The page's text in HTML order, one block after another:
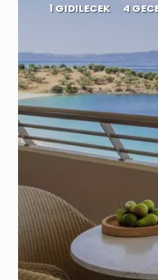
1 GIDILECEK 4